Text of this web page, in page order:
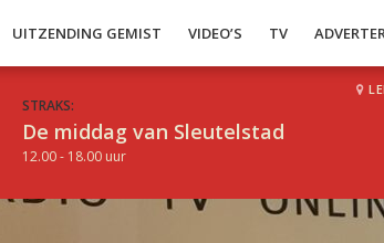
UITZENDING GEMIST VIDEO’S TV
STRAKS:
De middag van Sleutelstad
12.00 - 18.00 uur